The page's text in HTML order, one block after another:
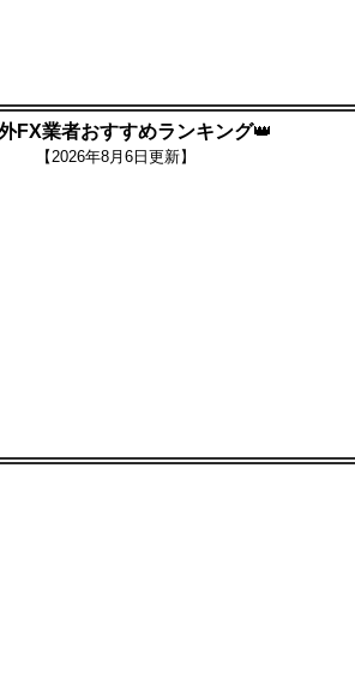
FX業者おすすめランキング👑
【2026年8月6日更新】